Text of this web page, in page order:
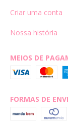
Criar uma conta
Nossa história
MEIOS DE
FORMAS DE